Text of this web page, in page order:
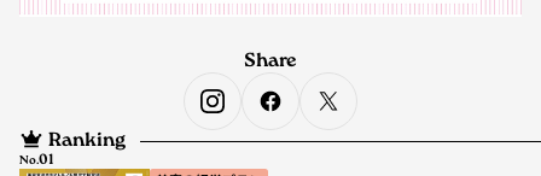
Ranking
No.
Share